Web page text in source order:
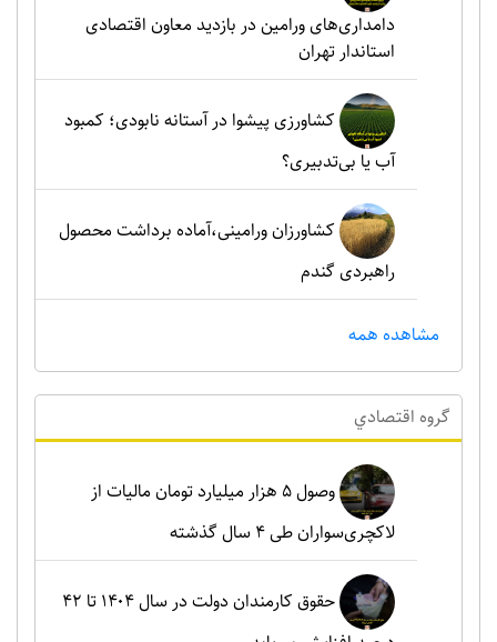
دامداری‌های ورامین در بازدید معاون اقتصادی
استاندار تهران
کشاورزی پیشوا در آستانه نابودی؛ کمبود
آب یا بی‌تدبیری؟
کشاورزان ورامینی،آماده برداشت محصول
راهبردی گندم
مشاهده همه
گروه اقتصادي
وصول ۵ هزار میلیارد تومان مالیات از
لاکچری‌سواران طی ۴ سال گذشته
حقوق کارمندان دولت در سال ۱۴۰۴ تا ۴۲